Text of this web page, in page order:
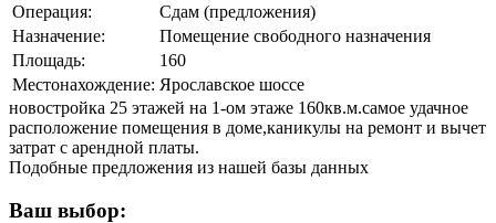
Операция:
Сдам (предложения)
Назначение:
Помещение свободного назначения
Площадь:
160
Местонахождение: Ярославское шоссе
новостройка 25 этажей на 1-ом этаже 160кв.м.самое удачное
расположение помещения в доме,каникулы на ремонт и вычет
затрат с арендной платы.
Подобные предложения из нашей базы данных
Ваш выбор: